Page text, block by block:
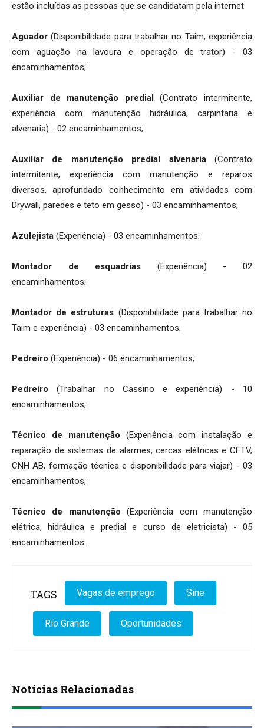
estão incluídas as pessoas que se candidatam pela internet.
Aguador (Disponibilidade para trabalhar no Taim, experiência
com aguação na lavoura e operação de trator) - 03
encaminhamentos;
Auxiliar de manutenção predial(Contrato intermitente,
experiência com manutenção hidráulica, carpintaria e
alvenaria) - 02 encaminhamentos;
Auxiliar de manutenção predial alvenaria(Contrato
intermitente, experiência com manutenção e reparos
diversos, aprofundado conhecimento em atividades com
Drywall, paredes e teto em gesso) - 03 encaminhamentos;
Azulejista (Experiência) - 03 encaminhamentos;
Montador de esquadrias (Experiência) - 02
encaminhamentos;
Montador de estruturas (Disponibilidade para trabalhar no
Taim e experiência) - 03 encaminhamentos;
Pedreiro (Experiência) - 06 encaminhamentos;
Pedreiro (Trabalhar no Cassino e experiência) - 10
encaminhamentos;
Técnico de manutenção (Experiência com instalação e
reparação de sistemas de alarmes, cercas elétricas e CFTV,
CNH AB, formação técnica e disponibilidade para viajar) - 03
encaminhamentos;
Técnico de manutenção (Experiência com manutenção
elétrica, hidráulica e predial e curso de eletricista) - 05
encaminhamentos.
TAGS Vagas de emprego Sine
Rio Grande Oportunidades
Notícias Relacionadas